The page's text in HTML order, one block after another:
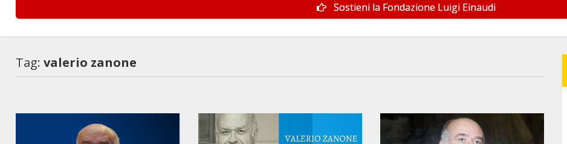
Sostieni la Fondazione Luigi Einaudi
Tag:valerio zanone